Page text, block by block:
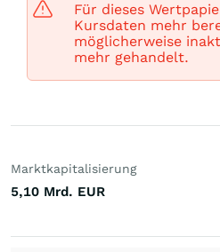
Für dieses
Kursdaten mehr
möglicherweise
mehr gehandelt.
Marktkapitalisierung
5,10 Mrd. EUR